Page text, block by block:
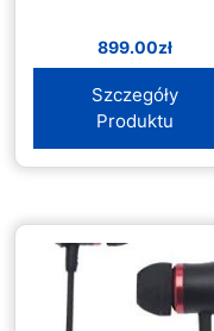
899.00zł
Szczegóły
Produktu